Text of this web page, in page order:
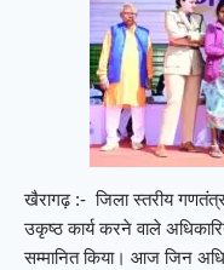
खैरागढ़ :- जिला स्तरीय
उकृष्ठ कार्य करने वाले
सम्मानित किया। आज जिन